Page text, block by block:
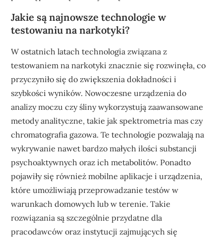
Jakie są najnowsze technologie w
testowaniu na narkotyki?
W ostatnich latach technologia związana z
testowaniem na narkotyki znacznie się rozwinęła, co
przyczyniło się do zwiększenia dokładności i
szybkości wyników. Nowoczesne urządzenia do
analizy moczu czy śliny wykorzystują zaawansowane
metody analityczne, takie jak spektrometria mas czy
chromatografia gazowa. Te technologie pozwalają na
wykrywanie nawet bardzo małych ilości substancji
psychoaktywnych oraz ich metabolitów. Ponadto
pojawiły się również mobilne aplikacje i urządzenia,
które umożliwiają przeprowadzanie testów w
warunkach domowych lub w terenie. Takie
rozwiązania są szczególnie przydatne dla
pracodawców oraz instytucji zajmujących się